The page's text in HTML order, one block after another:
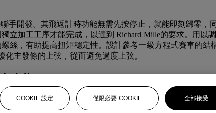
手開發。其飛返計時功能無需先按停止，就能即刻歸零
立加工工序才能完成，以達到 Richard Mille的要求。用以
絲，有助提高扭矩穩定性。設計參考一級方程式賽車的
主發條的上弦，從而避免過度上弦。
COOKIE 設定 僅限必要 COOKIE 全部接受